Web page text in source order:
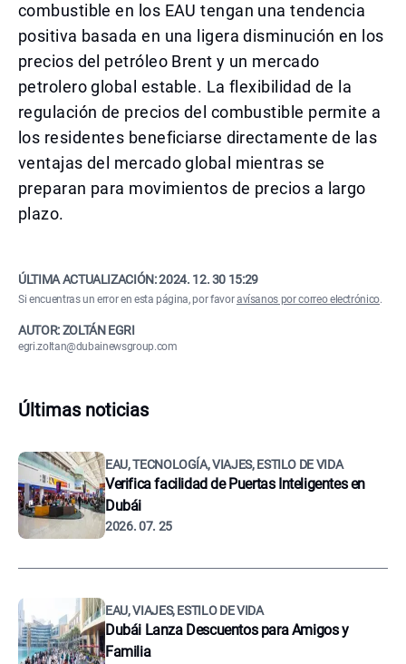
combustible en los EAU tengan una tendencia
positiva basada en una ligera disminución en los
precios del petróleo Brent y un mercado
petrolero global estable. La flexibilidad de la
regulación de precios del combustible permite a
los residentes beneficiarse directamente de las
ventajas del mercado global mientras se
preparan para movimientos de precios a largo
plazo.
ÚLTIMA ACTUALIZACIÓN:2024. 12. 30 15:29
Si encuentras un error en esta página, por favoravísanos por correo electrónico.
AUTOR: ZOLTÁN EGRI
egri.zoltan@dubainewsgroup.com
Últimas noticias
EAU, TECNOLOGÍA, VIAJES, ESTILO DE VIDA
Verifica facilidad de Puertas Inteligentes en
Dubái
2026. 07. 25
EAU, VIAJES, ESTILO DE VIDA
Dubái Lanza Descuentos para Amigos y
Familia